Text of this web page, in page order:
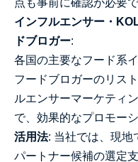
点も事前に確認が必要で
インフルエンサー・
ドブロガー:
各国の主要なフード系
フードブロガーのリス
ルエンサーマーケティ
で、効果的なプロモー
活用法: 当社では、現地
パートナー候補の選定